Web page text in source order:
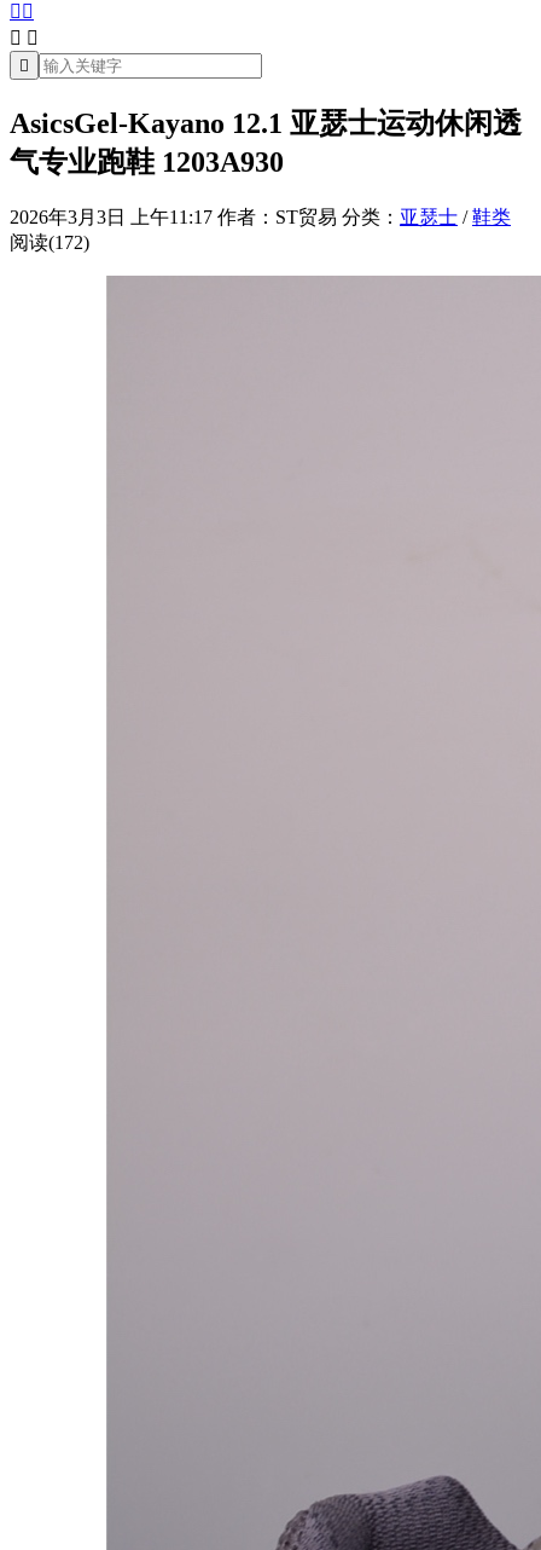
 
 

AsicsGel-Kayano 12.1 亚瑟士运动休闲透
气专业跑鞋 1203A930
2026年3月3日 上午11:17 作者：ST贸易 分类： 亚瑟士 /鞋类
阅读(172)